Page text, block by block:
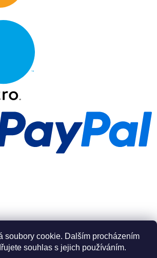
soubory cookie. Dalším procházením
souhlas s jejich používáním.
Vytvořil Shoptet Premium